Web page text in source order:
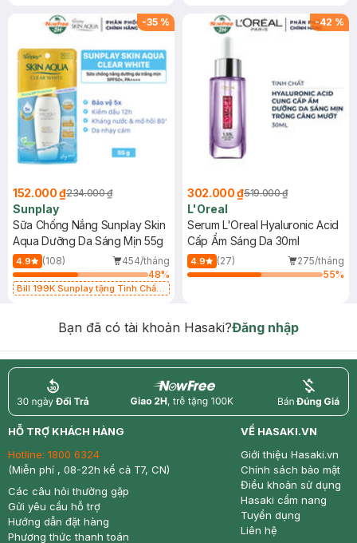
-35 %
152.000 ₫234.000 ₫
Sunplay
Sữa Chống Nắng Sunplay Skin
Aqua Dưỡng Da Sáng Mịn 55g
4.9 (108)
454/tháng
48%
Bill 199K Sunplay tặng Tinh Chất
-42 %
302.000 ₫519.000 ₫
L'Oreal
Serum L'Oreal Hyaluronic Acid
Cấp Ẩm Sáng Da 30ml
4.9 (27)
275/tháng
55%
Bạn đã có tài khoản Hasaki?Đăng nhập
return nowfree price
HỖ TRỢ KHÁCH HÀNG
Hotline: 1800 6324
(Miễn phí , 08-22h kể cả T7, CN)
Các câu hỏi thường gặp
Gửi yêu cầu hỗ trợ
Hướng dẫn đặt hàng
Phương thức thanh toán
VỀ HASAKI.VN
Giới thiệu Hasaki.vn
Chính sách bảo mật
Điều khoản sử dụng
Hasaki cẩm nang
Tuyển dụng
Liên hệ